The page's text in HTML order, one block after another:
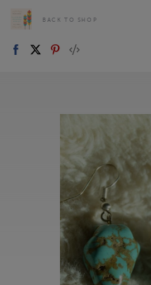
BACK TO SHOP